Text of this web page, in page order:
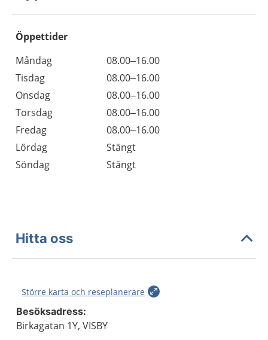
Öppettider
Dag
Öppettider
Kommentarer
Måndag
08.00–16.00
Tisdag
08.00–16.00
Onsdag
08.00–16.00
Torsdag
08.00–16.00
Fredag
08.00–16.00
Lördag
Stängt
Söndag
Stängt
Hitta oss
Större karta och reseplanerare
Besöksadress:
Birkagatan 1Y, VISBY